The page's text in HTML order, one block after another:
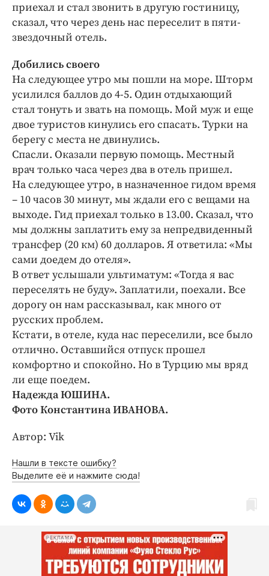
приехал и стал звонить в другую гостиницу,
сказал, что через день нас переселит в пяти-
звездочный отель.
Добились своего
На следующее утро мы пошли на море. Шторм
усилился баллов до 4-5. Один отдыхающий
стал тонуть и звать на помощь. Мой муж и еще
двое туристов кинулись его спасать. Турки на
берегу с места не двинулись.
Спасли. Оказали первую помощь. Местный
врач только часа через два в отель пришел.
На следующее утро, в назначенное гидом время
– 10 часов 30 минут, мы ждали его с вещами на
выходе. Гид приехал только в 13.00. Сказал, что
мы должны заплатить ему за непредвиденный
трансфер (20 км) 60 долларов. Я ответила: «Мы
сами доедем до отеля».
В ответ услышали ультиматум: «Тогда я вас
переселять не буду». Заплатили, поехали. Все
дорогу он нам рассказывал, как много от
русских проблем.
Кстати, в отеле, куда нас переселили, все было
отлично. Оставшийся отпуск прошел
комфортно и спокойно. Но в Турцию мы вряд
ли еще поедем.
Надежда ЮШИНА.
Фото Константина ИВАНОВА.
Автор: Vik
Нашли в тексте ошибку?
Выделите её и нажмите сюда!
РЕКЛАМА